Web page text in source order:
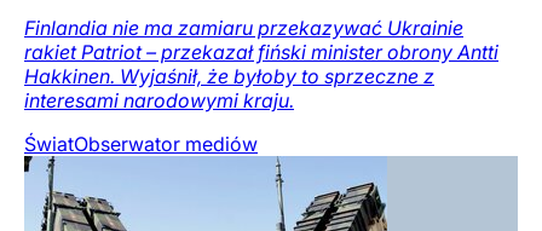
Finlandia nie ma zamiaru przekazywać Ukrainie
rakiet Patriot – przekazał fiński minister obrony Antti
Hakkinen. Wyjaśnił, że byłoby to sprzeczne z
interesami narodowymi kraju.
ŚwiatObserwator mediów